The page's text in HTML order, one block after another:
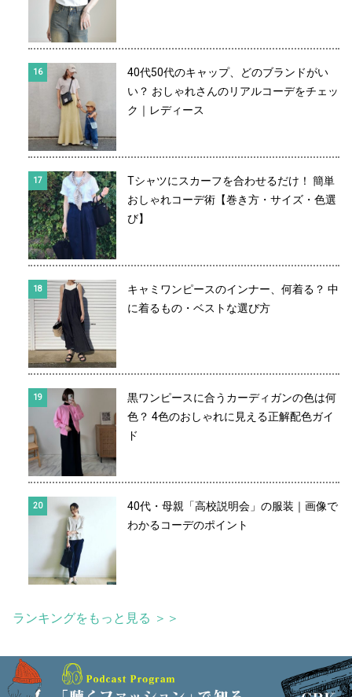
40代50代のキャップ、どのブランドがい
い？ おしゃれさんのリアルコーデをチェッ
ク｜レディース
Tシャツにスカーフを合わせるだけ！ 簡単
おしゃれコーデ術【巻き方・サイズ・色選
び】
キャミワンピースのインナー、何着る？ 中
に着るもの・ベストな選び方
黒ワンピースに合うカーディガンの色は何
色？ 4色のおしゃれに見える正解配色ガイ
ド
40代・母親「高校説明会」の服装｜画像で
わかるコーデのポイント
ランキングをもっと見る ＞＞